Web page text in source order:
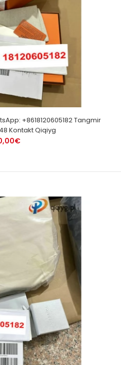
+8618120605182 Tangmir
Kontakt Qiqiyg